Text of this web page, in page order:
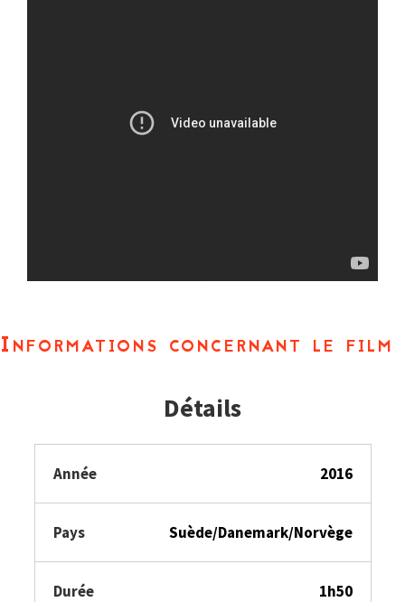
Informations concernant le film
Détails
Année 2016
Pays Suède/Danemark/Norvège
Durée 1h50